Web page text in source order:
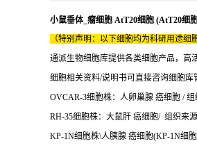
小鼠垂体_瘤细胞 AtT20细胞 (AtT20细
（特别声明：以下细胞均为科研用途细
通派生物细胞库提供各类细胞产品，高
细胞相关资料/说明书可直接咨询细胞库
OVCAR-3细胞株：人卵巢腺 癌细胞 /
RH-35细胞株：大鼠肝 癌细胞/ 组织来
KP-1N细胞株\人胰腺 癌细胞(KP-1N细